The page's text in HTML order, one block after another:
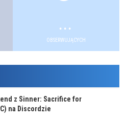
.
OBSERWUJĄCYCH
z Sinner: Sacrifice for
na Discordzie